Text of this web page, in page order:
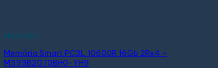
Memória
Memória Smart PC3L 10600R 16Gb 2Rx4 –
M393B2G70BH0-YH9